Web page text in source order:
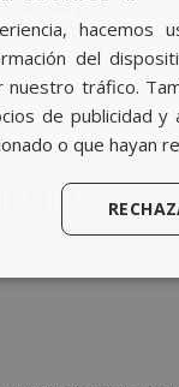
revistaaquí.
hacemos
del
nuestro tráfico.
de publicidad y
o que hayan